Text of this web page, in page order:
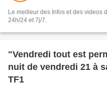
Le meilleur des Infos et des videos
24h/24 et 7j/7.
"Vendredi tout est
nuit de vendredi 21 à
TF1